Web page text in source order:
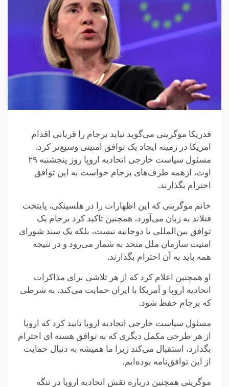
فدریکا موگرینی می‌گوید نباید برجام را قربانی اقدام
امریکا در زمینه ایجاد یک توافق امنیتی وسیع‌تر کرد.
مسئول سیاست خارجی اتحادیه اروپا روز پنجشنبه ۲۹
اوت، ازهمه طرف‌های برجام خواست به این توافق
احترام بگذارند.
خانم موگرینی که این اظهارات را در هلسینکی، پایتخت
فنلاند به زبان می‌آورد، همچنین تاکید کرد برجام یک
توافق بین‌المللی یا دوجانبه نیست، بلکه یک سند شورای
امنیت سازمان ملل متحد به شمار می‌رود و در نتیجه
همه باید به آن احترام بگذارند.
او همچنین اعلام کرد که از هر تلاشی برای مذاکرات
اتحادیه اروپا و آمریکا با ایران حمایت می‌کند، به شرطی
که برجام حفظ شود.
مسئول سیاست خارجی اتحادیه اروپا تایید کرد که اروپا
از هر طرحی مکمل دیگری که به توافق هسته ای احترام
بگذارد، استقبال می‌کند زیرا ما همیشه به دنبال حمایت
از این توافق‌نامه بوده‌ایم.
موگرینی همچنین درباره نقش اتحادیه اروپا در تنگه